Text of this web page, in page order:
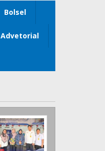
Bolsel
Advetorial